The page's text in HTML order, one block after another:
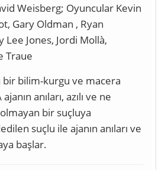
Weisberg; Oyuncular Kevin
Gary Oldman , Ryan
Lee Jones, Jordi Mollà,
Traue
bir bilim-kurgu ve macera
anıları, azılı ve ne
bir suçluya
suçlu ile ajanın anıları ve
başlar.